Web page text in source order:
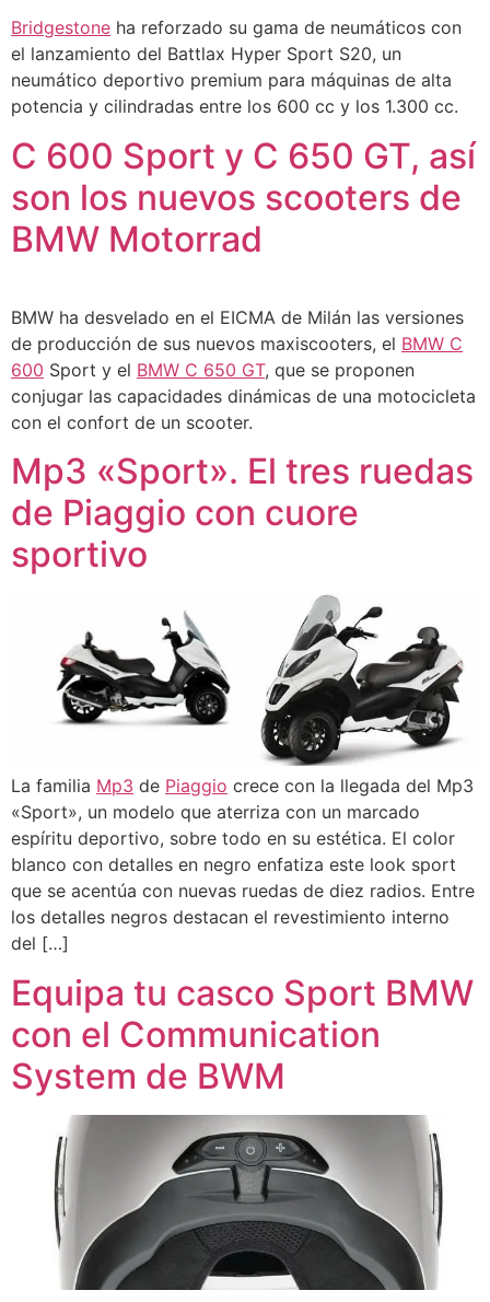
Bridgestone ha reforzado su gama de neumáticos con
el lanzamiento del Battlax Hyper Sport S20, un
neumático deportivo premium para máquinas de alta
potencia y cilindradas entre los 600 cc y los 1.300 cc.
C 600 Sport y C 650 GT, así
son los nuevos scooters de
BMW Motorrad
BMW ha desvelado en el EICMA de Milán las versiones
de producción de sus nuevos maxiscooters, el BMW C
600 Sport y el BMW C 650 GT, que se proponen
conjugar las capacidades dinámicas de una motocicleta
con el confort de un scooter.
Mp3 «Sport». El tres ruedas
de Piaggio con cuore
sportivo
La familia Mp3 de Piaggio crece con la llegada del Mp3
«Sport», un modelo que aterriza con un marcado
espíritu deportivo, sobre todo en su estética. El color
blanco con detalles en negro enfatiza este look sport
que se acentúa con nuevas ruedas de diez radios. Entre
los detalles negros destacan el revestimiento interno
del […]
Equipa tu casco Sport BMW
con el Communication
System de BWM